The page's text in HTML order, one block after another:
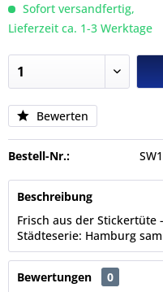
Sofort versandfertig,
Lieferzeit ca. 1-3 Werktage
Bewerten
Bestell-Nr.:
Beschreibung
Frisch aus der Stickertüte
Städteserie: Hamburg
Bewertungen
0